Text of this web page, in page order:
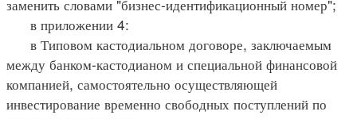
заменить словами "бизнес-идентификационный номер";
в приложении 4:
в Типовом кастодиальном договоре, заключаемым
между банком-кастодианом и специальной финансовой
компанией, самостоятельно осуществляющей
инвестирование временно свободных поступлений по